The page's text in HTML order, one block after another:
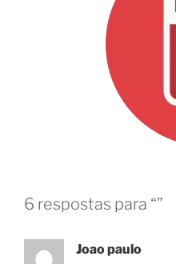
6 respostas para “”
Joao paulo